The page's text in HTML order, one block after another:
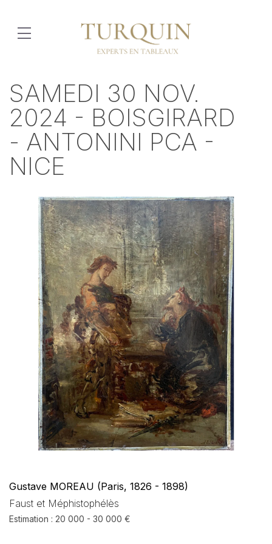
SAMEDI 30 NOV.
2024 - BOISGIRARD
- ANTONINI PCA -
NICE
Gustave MOREAU (Paris, 1826 - 1898)
Faust et Méphistophélès
Estimation : 20 000 - 30 000 €